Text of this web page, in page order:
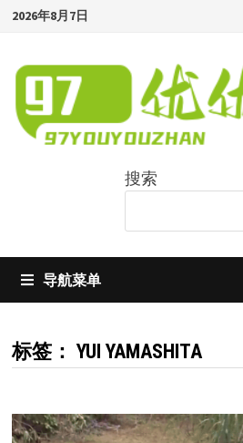
Skip
content
2026年8月7日
搜索
导航菜单
标签： YUI YAMASHITA